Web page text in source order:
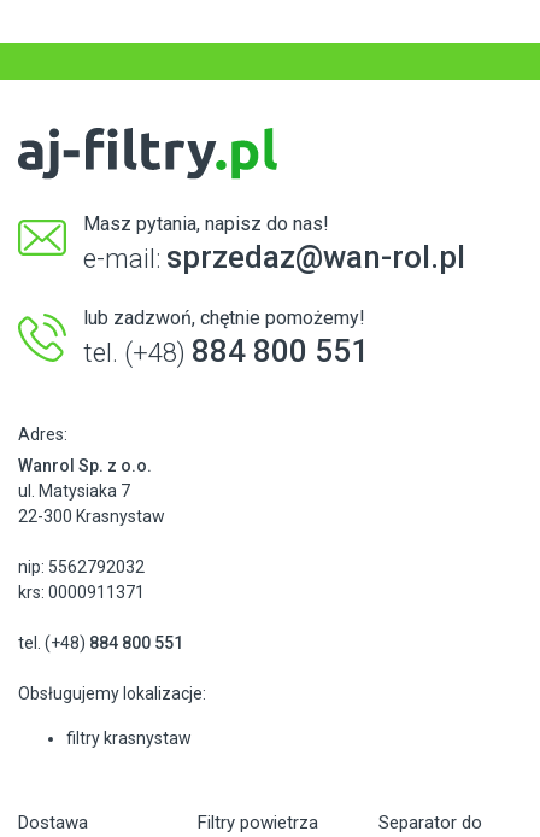
Masz pytania, napisz do nas!
e-mail: sprzedaz@wan-rol.pl
lub zadzwoń, chętnie pomożemy!
tel. (+48) 884 800 551
Adres:
Wanrol Sp. z o.o.
ul. Matysiaka 7
22-300 Krasnystaw
nip: 5562792032
krs: 0000911371
tel. (+48) 884 800 551
Obsługujemy lokalizacje:
filtry krasnystaw
Dostawa Filtry powietrza
Separator do